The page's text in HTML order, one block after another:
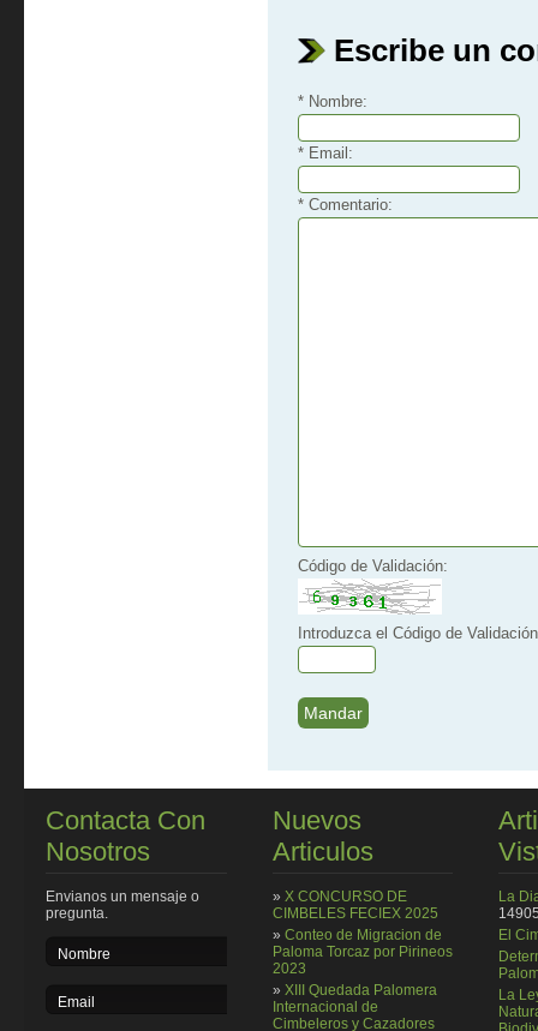
Escribe un
* Nombre:
* Email:
* Comentario:
Código de Validación:
Introduzca el Código de
Contacta Con
Nosotros
Envianos un mensaje o
pregunta.
Nuevos
Articulos
» X CONCURSO DE
CIMBELES FECIEX 2025
» Conteo de Migracion de
Paloma Torcaz por Pirineos
2023
» XIII Quedada Palomera
Internacional de
Cimbeleros y Cazadores
La
El
La